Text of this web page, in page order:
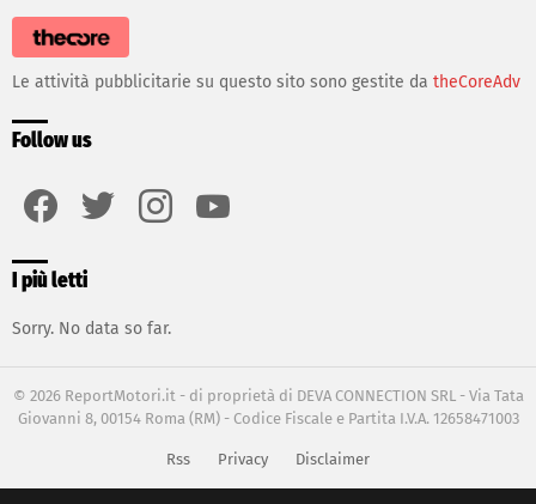
Le attività pubblicitarie su questo sito sono gestite da theCoreAdv
Follow us
I più letti
Sorry. No data so far.
© 2026 ReportMotori.it - di proprietà di DEVA CONNECTION SRL - Via Tata
Giovanni 8, 00154 Roma (RM) - Codice Fiscale e Partita I.V.A. 12658471003
Rss Privacy Disclaimer